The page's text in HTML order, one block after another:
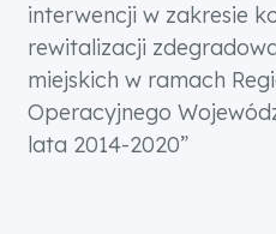
interwencji w zakresie
rewitalizacji
miejskich w ramach
Operacyjnego
lata 2014-2020”